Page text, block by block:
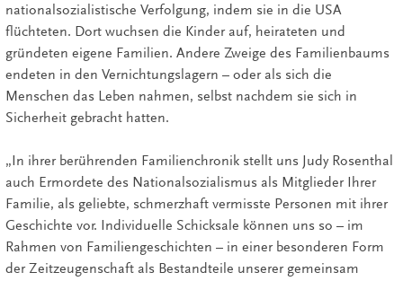
nationalsozialistische Verfolgung, indem sie in die USA
flüchteten. Dort wuchsen die Kinder auf, heirateten und
gründeten eigene Familien. Andere Zweige des Familienbaums
endeten in den Vernichtungslagern – oder als sich die
Menschen das Leben nahmen, selbst nachdem sie sich in
Sicherheit gebracht hatten.
„In ihrer berührenden Familienchronik stellt uns Judy Rosenthal
auch Ermordete des Nationalsozialismus als Mitglieder Ihrer
Familie, als geliebte, schmerzhaft vermisste Personen mit ihrer
Geschichte vor. Individuelle Schicksale können uns so – im
Rahmen von Familiengeschichten – in einer besonderen Form
der Zeitzeugenschaft als Bestandteile unserer gemeinsam